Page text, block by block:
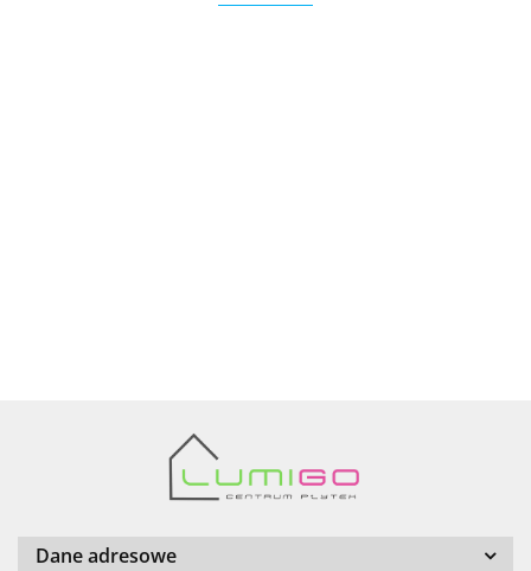
Barwolf
Dane adresowe